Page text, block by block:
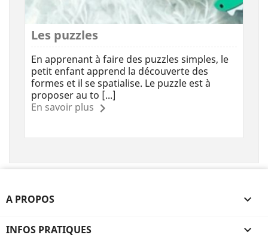
Les puzzles
En apprenant à faire des puzzles simples, le
petit enfant apprend la découverte des
formes et il se spatialise. Le puzzle est à
proposer au to [...]
En savoir plus
A PROPOS 
INFOS PRATIQUES 